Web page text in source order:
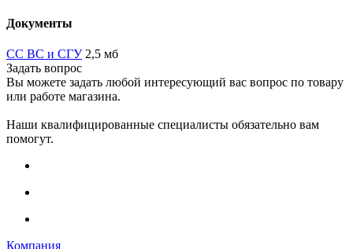
Документы
СС ВС и СГУ 2,5 мб
Задать вопрос
Вы можете задать любой интересующий вас вопрос по товару
или работе магазина.
Наши квалифицированные специалисты обязательно вам
помогут.
Компания